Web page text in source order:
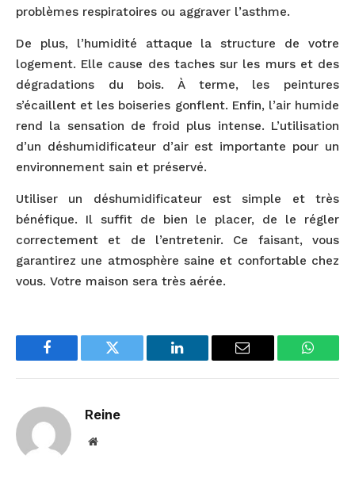
problèmes respiratoires ou aggraver l’asthme.
De plus, l’humidité attaque la structure de votre
logement. Elle cause des taches sur les murs et des
dégradations du bois. À terme, les peintures
s’écaillent et les boiseries gonflent. Enfin, l’air humide
rend la sensation de froid plus intense. L’utilisation
d’un déshumidificateur d’air est importante pour un
environnement sain et préservé.
Utiliser un déshumidificateur est simple et très
bénéfique. Il suffit de bien le placer, de le régler
correctement et de l’entretenir. Ce faisant, vous
garantirez une atmosphère saine et confortable chez
vous. Votre maison sera très aérée.
Facebook Twitter LinkedIn Email
Reine
Website